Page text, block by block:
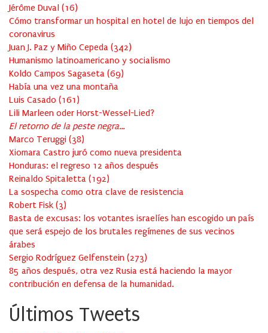
Jérôme Duval (16)
Cómo transformar un hospital en hotel de lujo en tiempos del
coronavirus
Juan J. Paz y Miño Cepeda (342)
Humanismo latinoamericano y socialismo
Koldo Campos Sagaseta (69)
Había una vez una montaña
Luis Casado (161 )
Lili Marleen oder Horst-Wessel-Lied?
El retorno de la peste negra…
Marco Teruggi (38)
Xiomara Castro juró como nueva presidenta
Honduras: el regreso 12 años después
Reinaldo Spitaletta (192)
La sospecha como otra clave de resistencia
Robert Fisk (3)
Basta de excusas: los votantes israelíes han escogido un país
que será espejo de los brutales regímenes de sus vecinos
árabes
Sergio Rodríguez Gelfenstein (273)
85 años después, otra vez Rusia está haciendo la mayor
contribución en defensa de la humanidad.
Últimos Tweets